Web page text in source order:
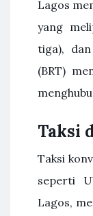
Lagos
yang
tiga),
(BRT)
Taksi
Taksi
seperti
Lagos,